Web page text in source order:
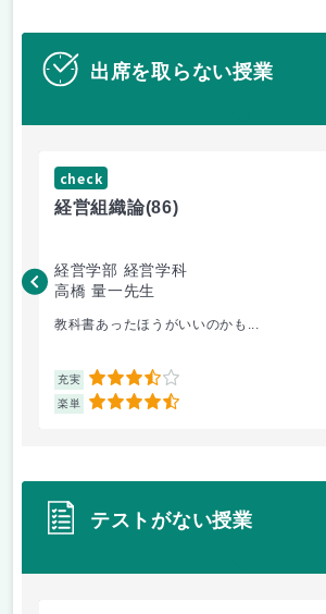
出席を取らない授業
check
経営組織論(86)
経営学部 経営学科
高橋 量一先生
教科書あったほうがいいのかも...
充実 3.5
楽単 4.5
テストがない授業